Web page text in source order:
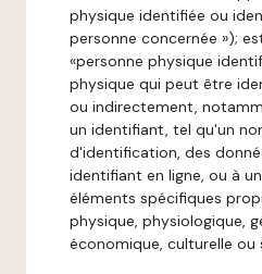
physique identifiée ou
personne concernée »);
«personne physique
physique qui peut être
ou indirectement,
un identifiant, tel qu'un
d'identification, des
identifiant en ligne, ou à
éléments spécifiques
physique, physiologique,
économique, culturelle ou